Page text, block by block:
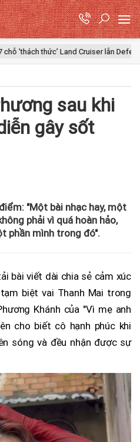
Cruiser lẫn Defender, chạy thuần
sau khi
gây sốt
"Một bài nhạc hay, một
phải vì quá hoàn hảo,
phần mình trong đó".
bài viết dài chia sẻ cảm xúc
biệt vai Thanh Mai trong
Khánh của "Vì mẹ anh
cho biết cô hạnh phúc khi
sóng và đều nhận được sự